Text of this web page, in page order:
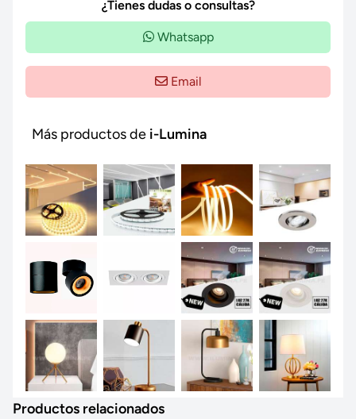
¿Tienes dudas o consultas?
Whatsapp
Email
Más productos de i-Lumina
Productos relacionados